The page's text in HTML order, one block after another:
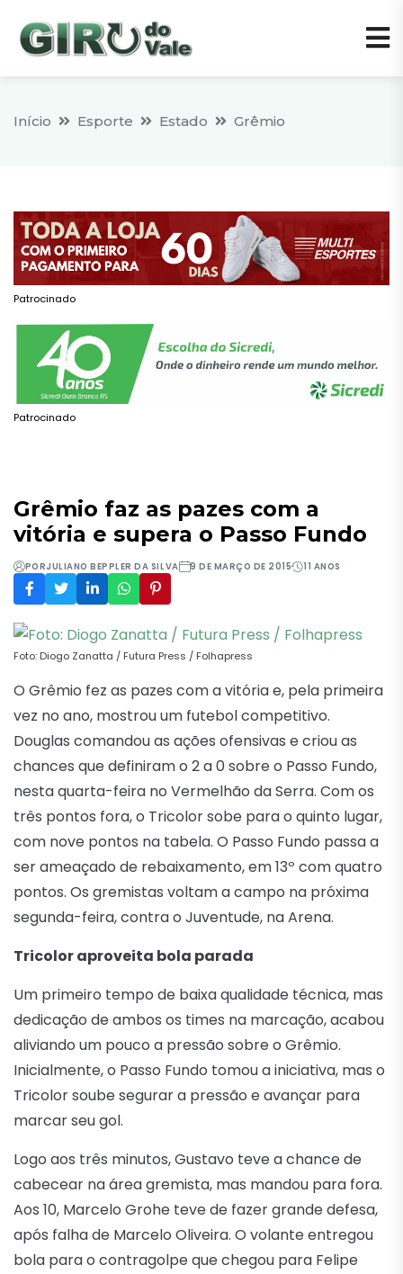
Início Esporte Estado Grêmio
Patrocinado
Patrocinado
Grêmio faz as pazes com a
vitória e supera o Passo Fundo
PORJULIANO BEPPLER DA SILVA 9 DE MARÇO DE 2015 11 ANOS
Foto: Diogo Zanatta / Futura Press / Folhapress
O Grêmio fez as pazes com a vitória e, pela primeira
vez no ano, mostrou um futebol competitivo.
Douglas comandou as ações ofensivas e criou as
chances que definiram o 2 a 0 sobre o Passo Fundo,
nesta quarta-feira no Vermelhão da Serra. Com os
três pontos fora, o Tricolor sobe para o quinto lugar,
com nove pontos na tabela. O Passo Fundo passa a
ser ameaçado de rebaixamento, em 13º com quatro
pontos. Os gremistas voltam a campo na próxima
segunda-feira, contra o Juventude, na Arena.
Tricolor aproveita bola parada
Um primeiro tempo de baixa qualidade técnica, mas
dedicação de ambos os times na marcação, acabou
aliviando um pouco a pressão sobre o Grêmio.
Inicialmente, o Passo Fundo tomou a iniciativa, mas o
Tricolor soube segurar a pressão e avançar para
marcar seu gol.
Logo aos três minutos, Gustavo teve a chance de
cabecear na área gremista, mas mandou para fora.
Aos 10, Marcelo Grohe teve de fazer grande defesa,
após falha de Marcelo Oliveira. O volante entregou
bola para o contragolpe que chegou para Felipe